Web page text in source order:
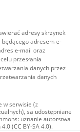
adresy skrzynek
adresem e-
e-mail oraz
przesłania
danych przez
danych
w serwisie (z
są udostępniane
uznanie autorstwa
(CC BY-SA 4.0).